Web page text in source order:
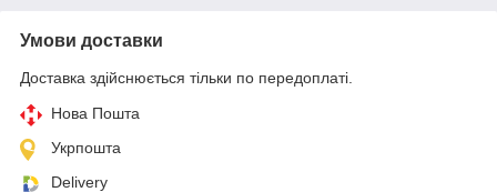
Умови доставки
Доставка здійснюється тільки по передоплаті.
Нова Пошта
Укрпошта
Delivery